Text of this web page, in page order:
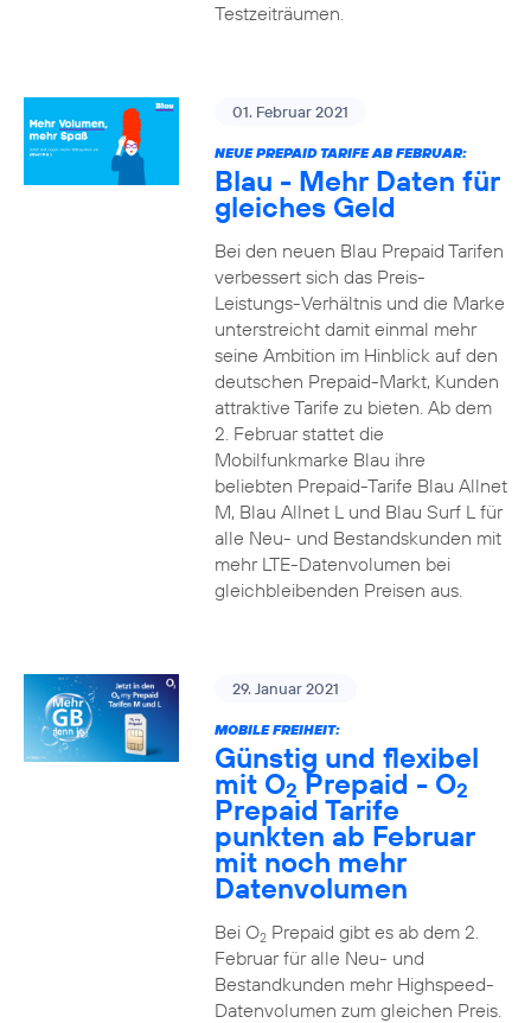
Testzeiträumen.
01. Februar 2021
NEUE PREPAID TARIFE AB FEBRUAR:
Blau - Mehr Daten für
gleiches Geld
Bei den neuen Blau Prepaid Tarifen
verbessert sich das Preis-
Leistungs-Verhältnis und die Marke
unterstreicht damit einmal mehr
seine Ambition im Hinblick auf den
deutschen Prepaid-Markt, Kunden
attraktive Tarife zu bieten. Ab dem
2. Februar stattet die
Mobilfunkmarke Blau ihre
beliebten Prepaid-Tarife Blau Allnet
M, Blau Allnet L und Blau Surf L für
alle Neu- und Bestandskunden mit
mehr LTE-Datenvolumen bei
gleichbleibenden Preisen aus.
29. Januar 2021
MOBILE FREIHEIT:
Günstig und flexibel
mit O2 Prepaid - O2
Prepaid Tarife
punkten ab Februar
mit noch mehr
Datenvolumen
Bei O2Prepaid gibt es ab dem 2.
Februar für alle Neu- und
Bestandkunden mehr Highspeed-
Datenvolumen zum gleichen Preis.